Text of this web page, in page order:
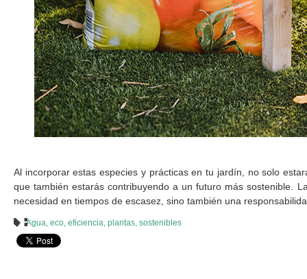
Al incorporar estas especies y prácticas en tu jardín, no solo
que también estarás contribuyendo a un futuro más sostenible.
necesidad en tiempos de escasez, sino también una
Agua, eco, eficiencia, plantas, sostenibles